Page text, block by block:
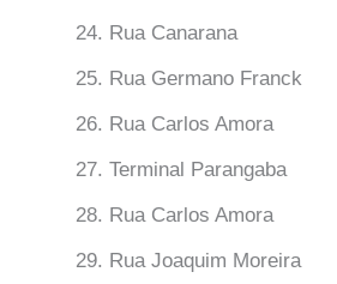
Rua Canarana
Rua Germano Franck
Rua Carlos Amora
Terminal Parangaba
Rua Carlos Amora
Rua Joaquim Moreira